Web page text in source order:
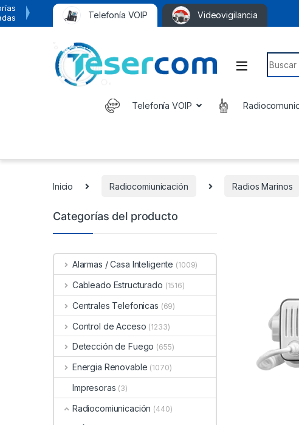
Telefonía VOIP Videovigilancia
Telefonía VOIP
Inicio Radiocomiunicación Radios Marinos
Categorías del producto
Alarmas / Casa Inteligente (1009)
Cableado Estructurado (1516)
Centrales Telefonicas (69)
Control de Acceso (1233)
Detección de Fuego (655)
Energia Renovable (1070)
Impresoras (3)
Radiocomiunicación (440)